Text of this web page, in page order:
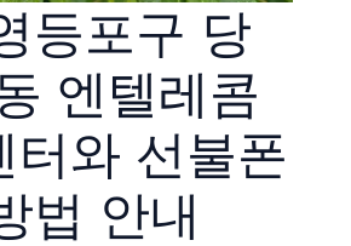
등포구 당
엔텔레콤
터와 선불폰
법 안내